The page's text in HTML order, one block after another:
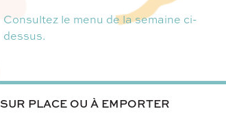
Consultez le menu de la semaine ci-
dessus.
SUR PLACE OU À EMPORTER